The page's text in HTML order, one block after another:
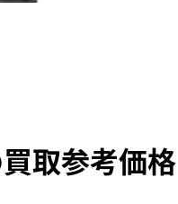
取参考価格